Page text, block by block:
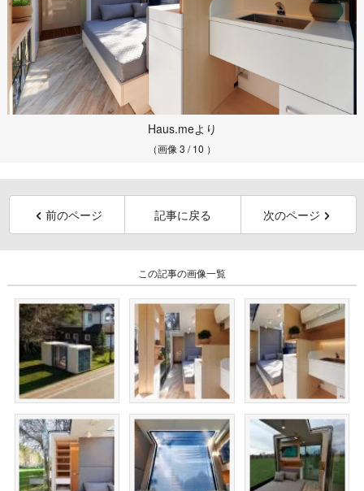
Haus.meより
（画像 3 / 10 ）
前のページ 記事に戻る 次のページ
この記事の画像一覧